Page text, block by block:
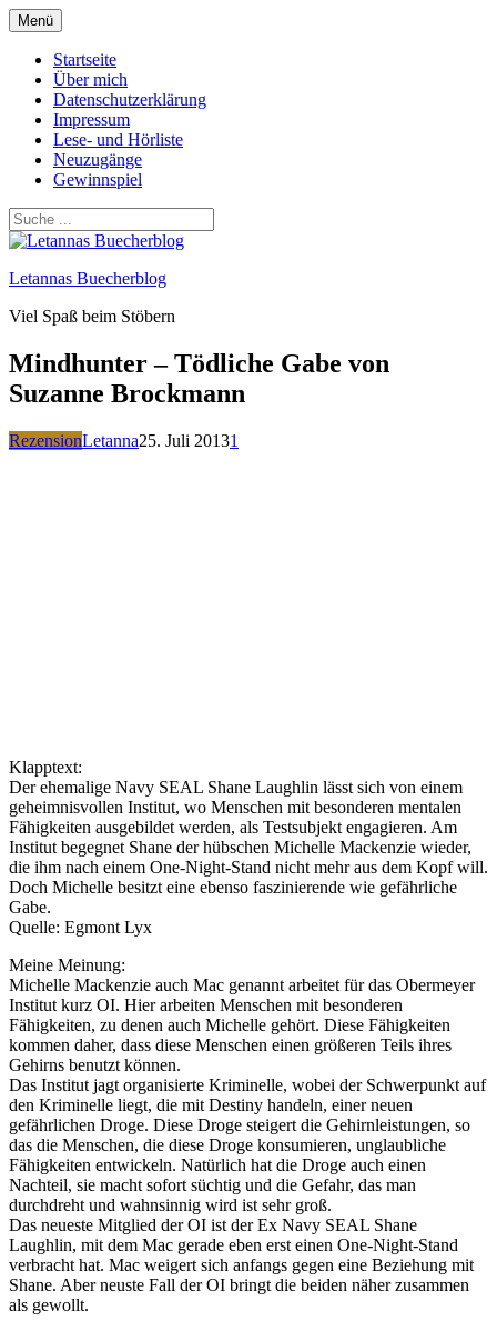
Zum
Inhalt
springen
Menü
Startseite
Über mich
Datenschutzerklärung
Impressum
Lese- und Hörliste
Neuzugänge
Gewinnspiel
Letannas Buecherblog
Viel Spaß beim Stöbern
Mindhunter – Tödliche Gabe von
Suzanne Brockmann
RezensionLetanna25. Juli 20131
Klapptext:
Der ehemalige Navy SEAL Shane Laughlin lässt sich von einem
geheimnisvollen Institut, wo Menschen mit besonderen mentalen
Fähigkeiten ausgebildet werden, als Testsubjekt engagieren. Am
Institut begegnet Shane der hübschen Michelle Mackenzie wieder,
die ihm nach einem One-Night-Stand nicht mehr aus dem Kopf will.
Doch Michelle besitzt eine ebenso faszinierende wie gefährliche
Gabe.
Quelle: Egmont Lyx
Meine Meinung:
Michelle Mackenzie auch Mac genannt arbeitet für das Obermeyer
Institut kurz OI. Hier arbeiten Menschen mit besonderen
Fähigkeiten, zu denen auch Michelle gehört. Diese Fähigkeiten
kommen daher, dass diese Menschen einen größeren Teils ihres
Gehirns benutzt können.
Das Institut jagt organisierte Kriminelle, wobei der Schwerpunkt auf
den Kriminelle liegt, die mit Destiny handeln, einer neuen
gefährlichen Droge. Diese Droge steigert die Gehirnleistungen, so
das die Menschen, die diese Droge konsumieren, unglaubliche
Fähigkeiten entwickeln. Natürlich hat die Droge auch einen
Nachteil, sie macht sofort süchtig und die Gefahr, das man
durchdreht und wahnsinnig wird ist sehr groß.
Das neueste Mitglied der OI ist der Ex Navy SEAL Shane
Laughlin, mit dem Mac gerade eben erst einen One-Night-Stand
verbracht hat. Mac weigert sich anfangs gegen eine Beziehung mit
Shane. Aber neuste Fall der OI bringt die beiden näher zusammen
als gewollt.